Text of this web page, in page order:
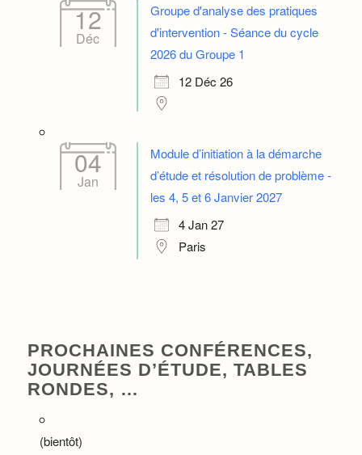
12
Déc
Groupe d'analyse des pratiques
d'intervention - Séance du cycle
2026 du Groupe 1
12 Déc 26
04
Jan
Module d’initiation à la démarche
d’étude et résolution de problème -
les 4, 5 et 6 Janvier 2027
4 Jan 27
Paris
PROCHAINES CONFÉRENCES,
JOURNÉES D’ÉTUDE, TABLES
RONDES, …
(bientôt)